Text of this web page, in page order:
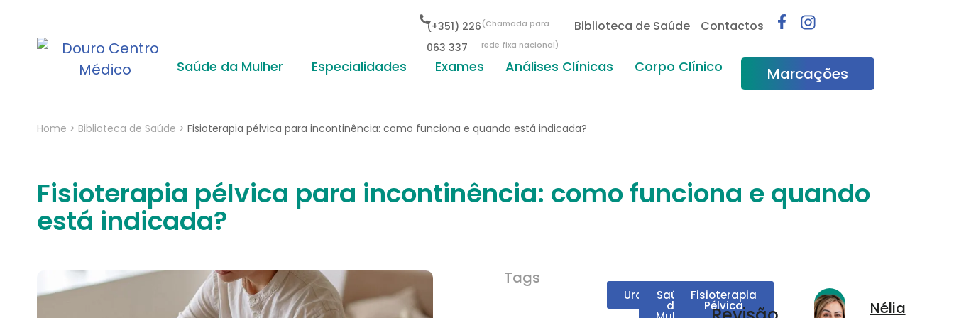
(+351) 226
063 337
(Chamada para
rede fixa nacional)
Biblioteca de Saúde Contactos
Saúde da Mulher Especialidades Exames Análises Clínicas Corpo Clínico Marcações
Home > Biblioteca de Saúde > Fisioterapia pélvica para incontinência: como funciona e quando está indicada?
Fisioterapia pélvica para incontinência: como funciona e quando
está indicada?
Tags
Uroginecologia
Saúde
da
Fisioterapia
Pélvica
Nélia